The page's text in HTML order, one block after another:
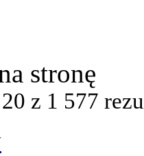
stronę
z 1 577